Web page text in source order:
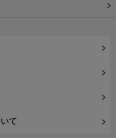
て